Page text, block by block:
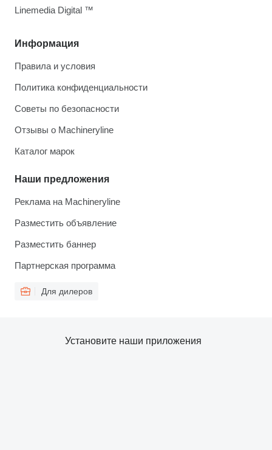
Информация
Правила и условия
Политика конфиденциальности
Советы по безопасности
Отзывы о Machineryline
Каталог марок
Наши предложения
Реклама на Machineryline
Разместить объявление
Разместить баннер
Партнерская программа
Для дилеров
Linemedia Digital ™
Установите наши приложения